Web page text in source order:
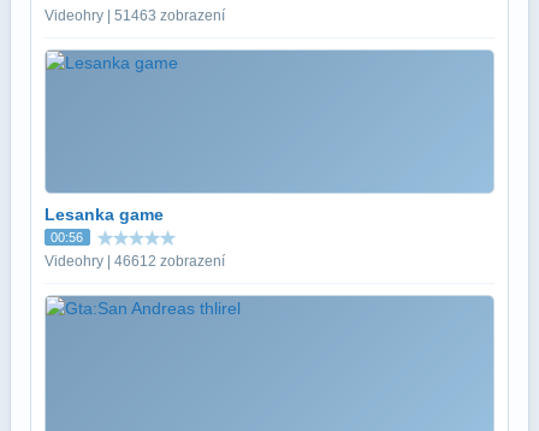
Videohry | 51463 zobrazení
Lesanka game
00:56
Videohry | 46612 zobrazení